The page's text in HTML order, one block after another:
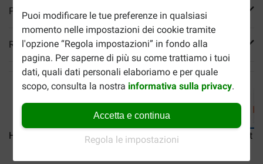
Puoi modificare le tue preferenze in qualsiasi
momento nelle impostazioni dei cookie tramite
l'opzione “Regola impostazioni” in fondo alla
pagina. Per saperne di più su come trattiamo i tuoi
dati, quali dati personali elaboriamo e per quale
scopo, consulta la nostra informativa sulla privacy.
Accetta e continua
Regola le impostazioni
Più informazioni
Reviews
Hill's Kitten Favourite... Hill’s Kitten Poultry... Hill’s Adult